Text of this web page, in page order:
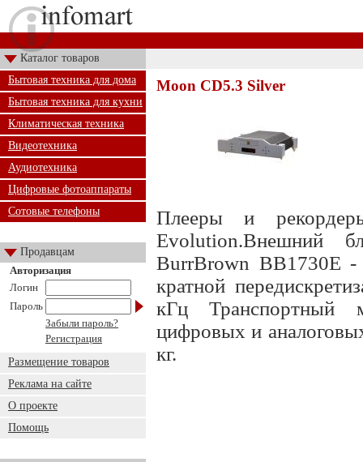
Каталог товаров
Бытовая техника для дома
Бытовая техника для кухни
Климатическая техника
Видеотехника
Аудиотехника
Цифровые фотоаппараты
Сотовые телефоны
Продавцам
Авторизация
Логин
Пароль
Забыли пароль?
Регистрация
Размещение товаров
Реклама на сайте
О проекте
Помощь
Moon CD5.3 Silver
Плееры и
Evolution.Внешний
BurrBrown BB1730E
кратной
кГц Транспортный
цифровых и
кг.